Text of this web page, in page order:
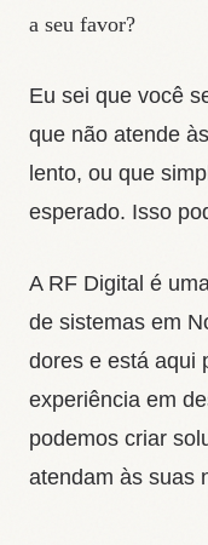
a seu favor?
Eu sei que você
que não atende
lento, ou que
esperado. Isso
A RF Digital é
de sistemas em
dores e está aqui
experiência em
podemos criar
atendam às suas